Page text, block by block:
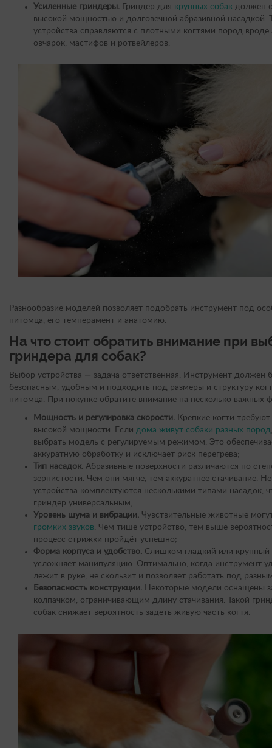
Усиленные гриндеры. Гриндер для крупных собак должен
высокой мощностью и долговечной абразивной насадкой.
устройства справляются с плотными когтями пород вроде
овчарок, мастифов и ротвейлеров.
Разнообразие моделей позволяет подобрать инструмент под
питомца, его темперамент и анатомию.
На что стоит обратить внимание при
гриндера для собак?
Выбор устройства — задача ответственная. Инструмент должен
безопасным, удобным и подходить под размеры и структуру
питомца. При покупке обратите внимание на несколько важных
Мощность и регулировка скорости. Крепкие когти
высокой мощности. Если дома живут собаки разных пород
выбрать модель с регулируемым режимом. Это
аккуратную обработку и исключает риск перегрева;
Тип насадок. Абразивные поверхности различаются по
зернистости. Чем они мягче, тем аккуратнее стачивание.
устройства комплектуются несколькими типами насадок,
гриндер универсальным;
Уровень шума и вибрации. Чувствительные животные
громких звуков. Чем тише устройство, тем выше
процесс стрижки пройдёт успешно;
Форма корпуса и удобство. Слишком гладкий или крупный
усложняет манипуляцию. Оптимально, когда инструмент
лежит в руке, не скользит и позволяет работать под
Безопасность конструкции. Некоторые модели оснащены
колпачком, ограничивающим длину стачивания. Такой
собак снижает вероятность задеть живую часть когтя.